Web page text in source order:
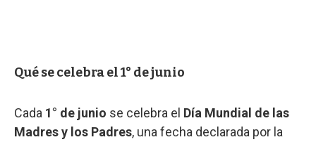
Qué se celebra el 1° de junio
Cada 1° de junio se celebra el Día Mundial de las
Madres y los Padres, una fecha declarada por la